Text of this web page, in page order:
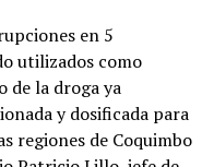
en 5
utilizados como
de la droga ya
y dosificada para
regiones de Coquimbo